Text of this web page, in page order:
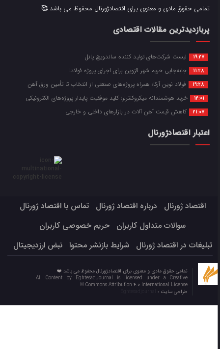
تمامی حقوق مادی و معنوی برای اقتصادژورنال محفوظ می باشد 🥰
پربازدیدترین مقالات اقتصادی
19:27 لیست شرکت‌های تولید کننده ساندویچ پانل
11:28 جابه‌جایی حریم شهر قزوین برای اجرای پروژه فولاد!
19:28 فولاد نوین آرکا؛ همراه پروژه‌های صنعتی از انتخاب تا تأمین ورق آهن
12:01 خرید هوشمندانه میکروکنترلر؛ کلید موفقیت پایدار پروژه‌های الکترونیکی
21:07 کاهش قیمت آهن آلات در بازارهای داخلی و خارجی
اعتبار اقتصادژورنال
اقتصاد ژورنال درباره اقتصاد ژورنال
تماس با اقتصاد ژورنال
سوالات متداول کاربران
حریم خصوصی کاربران
تبلیغات در اقتصاد ژورنال
شرایط بازنشر محتوا نبض ارزدیجیتال
تمامی حقوق مادی و معنوی برای اقتصادژورنال محفوظ می باشد ❤️
All Content by EghtesadJournal is licensed under a Creative
Commons Attribution 4.0 International License ©️
طراحی سایت :